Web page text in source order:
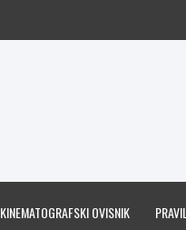
KINEMATOGRAFSKI OVISNIK